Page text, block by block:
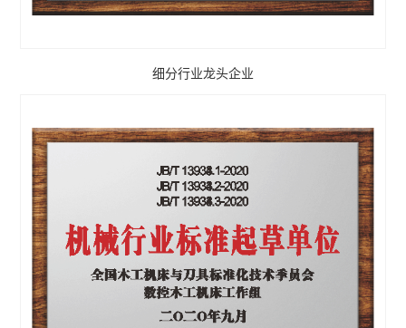
细分行业龙头企业